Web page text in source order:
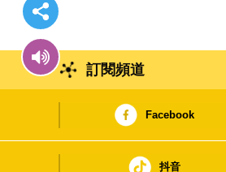
訂閱頻道
Facebook
抖音